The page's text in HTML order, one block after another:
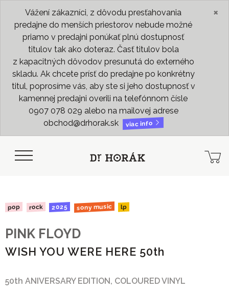
Vážení zákazníci, z dôvodu presťahovania
predajne do menších priestorov nebude možné
priamo v predajni ponúkať plnú dostupnosť
titulov tak ako doteraz. Časť titulov bola
z kapacitných dôvodov presunutá do externého
skladu. Ak chcete prísť do predajne po konkrétny
titul, poprosíme vás, aby ste si jeho dostupnosť v
kamennej predajni overili na telefónnom čísle
0907 078 029 alebo na mailovej adrese
obchod@drhorak.sk
viac info
×
pop rock 2025 sony music lp
PINK FLOYD
WISH YOU WERE HERE 50th
50th ANIVERSARY EDITION, COLOURED VINYL